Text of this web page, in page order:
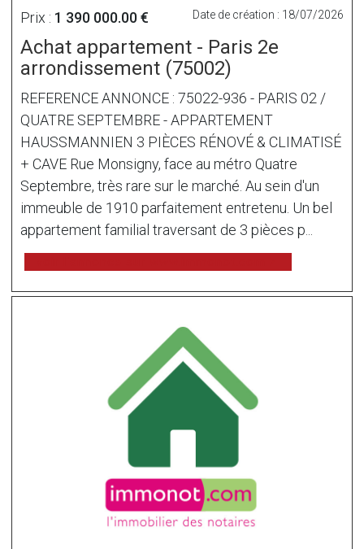
Prix : 1 390 000.00 € Date de création : 18/07/2026
Achat appartement - Paris 2e
arrondissement (75002)
REFERENCE ANNONCE : 75022-936 - PARIS 02 /
QUATRE SEPTEMBRE - APPARTEMENT
HAUSSMANNIEN 3 PIÈCES RÉNOVÉ & CLIMATISÉ
+ CAVE Rue Monsigny, face au métro Quatre
Septembre, très rare sur le marché. Au sein d'un
immeuble de 1910 parfaitement entretenu. Un bel
appartement familial traversant de 3 pièces p...